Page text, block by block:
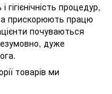
процедур,
прискорюють працю
почуваються
дуже
товарів ми